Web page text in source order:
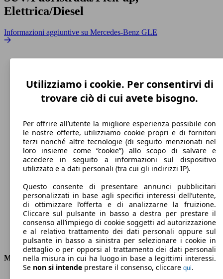
Elettrica/Diesel
Informazioni aggiuntive su Mercedes-Benz GLE
230 km/h
Elettrica/Diesel
Carburante
Motore e Prestazioni
Utilizziamo i cookie. Per consentirvi di
trovare ciò di cui avete bisogno.
Per offrire all’utente la migliore esperienza possibile con
le nostre offerte, utilizziamo cookie propri e di fornitori
terzi nonché altre tecnologie (di seguito menzionati nel
loro insieme come “cookie”) allo scopo di salvare e
accedere in seguito a informazioni sul dispositivo
utilizzato e a dati personali (tra cui gli indirizzi IP).
Questo consente di presentare annunci pubblicitari
personalizzati in base agli specifici interessi dell’utente,
di ottimizzare l’offerta e di analizzarne la fruizione.
Cliccare sul pulsante in basso a destra per prestare il
consenso all’impiego di cookie soggetti ad autorizzazione
e al relativo trattamento dei dati personali oppure sul
pulsante in basso a sinistra per selezionare i cookie in
dettaglio o per opporsi al trattamento dei dati personali
nella misura in cui ha luogo in base a legittimi interessi.
Se non si intende prestare il consenso, cliccare qui.